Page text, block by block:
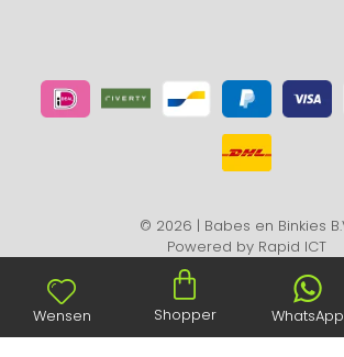
© 2026 | Babes en Binkies
Powered by Rapid ICT
Wensen Shopper WhatsApp